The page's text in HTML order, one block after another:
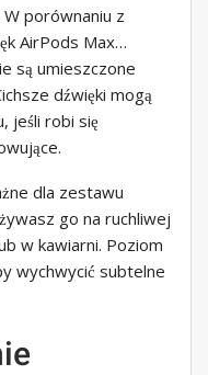
porównaniu z
AirPods Max…
są umieszczone
dźwięki mogą
jeśli robi się
dla zestawu
go na ruchliwej
w kawiarni. Poziom
wychwycić subtelne